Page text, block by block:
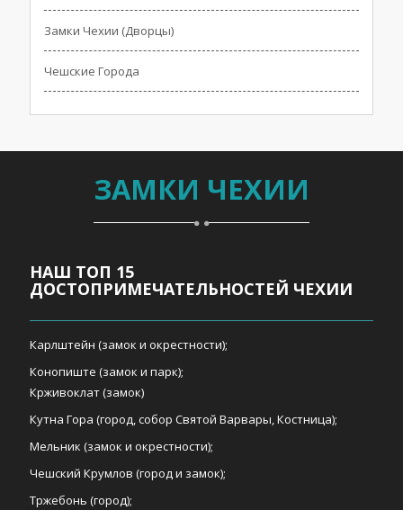
Замки Чехии (Дворцы)
Чешские Города
ЗАМКИ ЧЕХИИ
НАШ ТОП 15
ДОСТОПРИМЕЧАТЕЛЬНОСТЕЙ ЧЕХИИ
Карлштейн (замок и окрестности);
Конопиште (замок и парк);
Крживоклат (замок)
Кутна Гора (город, собор Святой Варвары, Костница);
Мельник (замок и окрестности);
Чешский Крумлов (город и замок);
Тржебонь (город);